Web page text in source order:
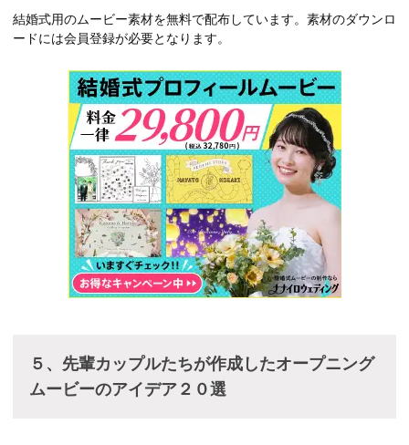
結婚式用のムービー素材を無料で配布しています。素材のダウンロ
ードには会員登録が必要となります。
５、先輩カップルたちが作成したオープニング
ムービーのアイデア２０選